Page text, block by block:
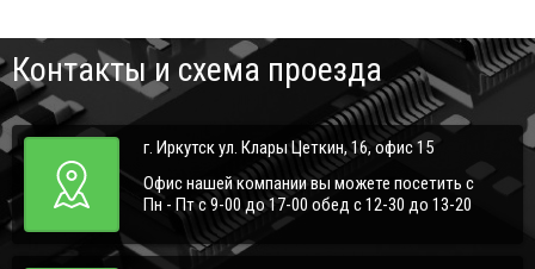
Контакты и схема проезда
г. Иркутск ул. Клары Цеткин, 16, офис 15
Офис нашей компании вы можете посетить с
Пн - Пт с 9-00 до 17-00 обед с 12-30 до 13-20